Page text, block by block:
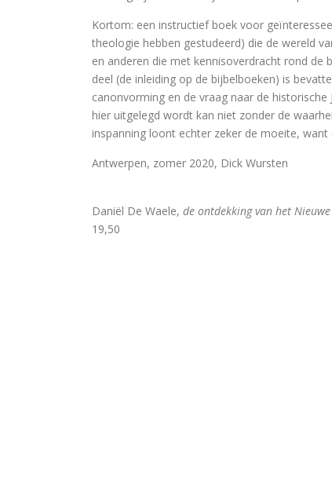
De Wittenbergse nachtegaal
De Bijbel voor ongelovigen
De bijbel voor ongelovigen
Helden. 150 epigrammen uit de
Une bible / Een bijbel
Kortom: een instructief boek voor
theologie hebben gestudeerd) die de wereld
en anderen die met kennisoverdracht rond de
deel (de inleiding op de bijbelboeken) is
canonvorming en de vraag naar de
hier uitgelegd wordt kan niet zonder de
inspanning loont echter zeker de moeite,
Antwerpen, zomer 2020, Dick Wursten
Daniël De Waele, de ontdekking van het
19,50